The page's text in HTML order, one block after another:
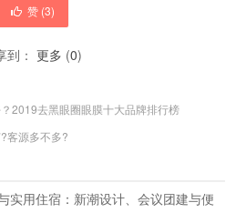
赞 (3)
到： 更多 (0)
2019去黑眼圈眼膜十大品牌排行榜
客源多不多?
实用住宿：新潮设计、会议团建与便